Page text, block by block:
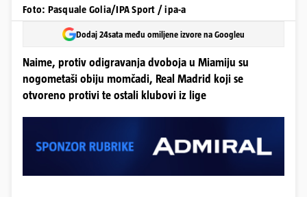
Foto: Pasquale Golia/IPA Sport / ipa-a
Dodaj 24sata među omiljene izvore na Googleu
Naime, protiv odigravanja dvoboja u Miamiju su
nogometaši obiju momčadi, Real Madrid koji se
otvoreno protivi te ostali klubovi iz lige